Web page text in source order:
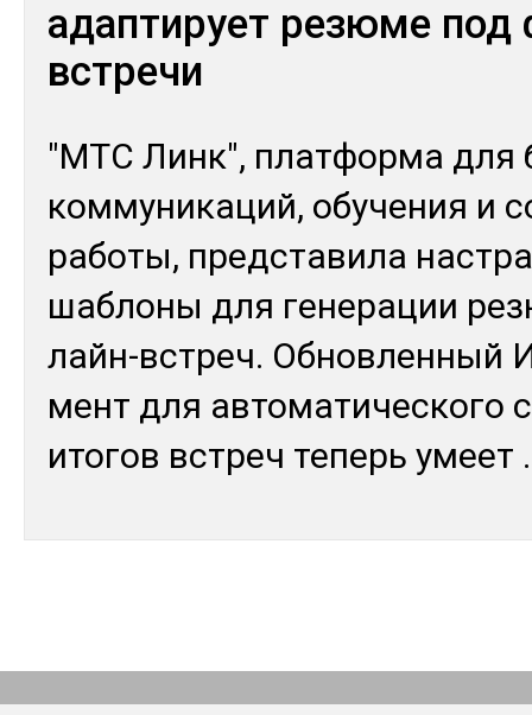
адаптирует резюме под
встречи
"МТС Линк", плат­фор­ма для
ком­му­ника­ций, обу­чения и
ра­боты, пред­ста­вила
шаб­ло­ны для ге­нера­ции
лайн-встреч. Об­нов­лен­ный
мент для ав­то­мати­чес­ко­го
ито­гов встреч те­перь умеет